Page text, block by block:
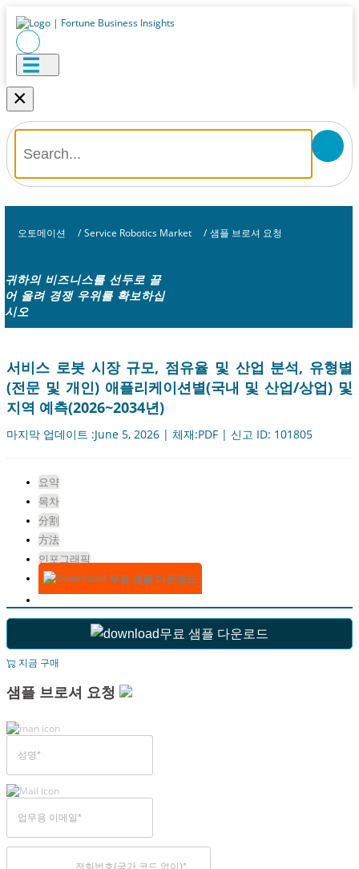
×
오토메이션 / Service Robotics Market / 샘플 브로셔 요청
귀하의 비즈니스를 선두로 끌
어 올려 경쟁 우위를 확보하십
시오
서비스 로봇 시장 규모, 점유율 및 산업 분석, 유형별
(전문 및 개인) 애플리케이션별(국내 및 산업/상업) 및
지역 예측(2026~2034년)
마지막 업데이트 :June 5, 2026 | 체재:PDF | 신고 ID: 101805
요약
목차
分割
方法
인포그래픽
무료 샘플 다운로드
무료 샘플 다운로드
지금 구매
샘플 브로셔 요청